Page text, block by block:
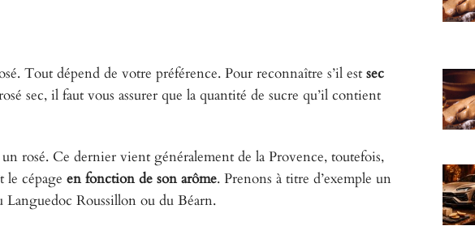
Tout dépend de votre préférence. Pour reconnaître s’il est sec
sec, il faut vous assurer que la quantité de sucre qu’il contient
rosé. Ce dernier vient généralement de la Provence, toutefois,
le cépage en fonction de son arôme. Prenons à titre d’exemple un
Languedoc Roussillon ou du Béarn.